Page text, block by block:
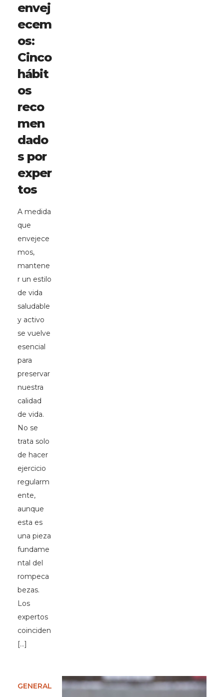
envej
ecem
os:
Cinco
hábit
os
reco
men
dado
s por
exper
tos
A medida
que
envejece
mos,
mantene
r un estilo
de vida
saludable
y activo
se vuelve
esencial
para
preservar
nuestra
calidad
de vida.
No se
trata solo
de hacer
ejercicio
regularm
ente,
aunque
esta es
una pieza
fundame
ntal del
rompeca
bezas.
Los
expertos
coinciden
[…]
GENERAL